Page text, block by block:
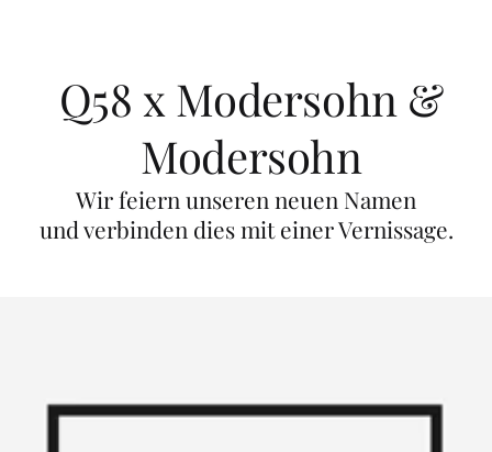
Wir feiern unseren neuen Namen
und verbinden dies mit einer Vernissage.
Q58 x Modersohn &
Modersohn